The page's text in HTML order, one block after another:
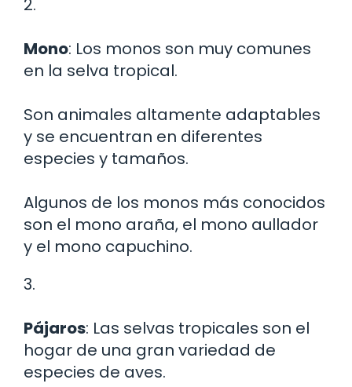
Mono: Los monos son muy comunes
en la selva tropical.
Son animales altamente adaptables
y se encuentran en diferentes
especies y tamaños.
Algunos de los monos más conocidos
son el mono araña, el mono aullador
y el mono capuchino.
3.
Pájaros: Las selvas tropicales son el
hogar de una gran variedad de
especies de aves.